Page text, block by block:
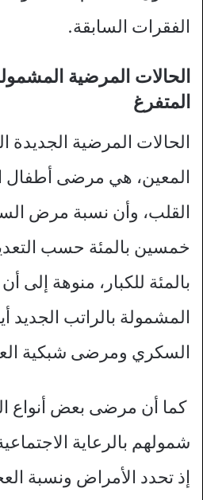
الفقرات السابقة.
الحالات المرضية
المتفرغ
الحالات المرضية الجديدة
المعين، هي مرضى
القلب، وأن نسبة مرض
بالمئة للكبار، منوهة إلى
المشمولة بالراتب الجديد
السكري ومرضى شبكية
كما أن مرضى بعض أنواع
شمولهم بالرعاية
إذ تحدد الأمراض ونسبة